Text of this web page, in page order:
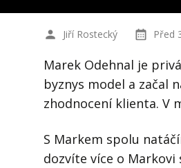
Jiří Rostecký Před
Marek Odehnal je
byznys model a začal
zhodnocení klienta. V
S Markem spolu
dozvíte více o